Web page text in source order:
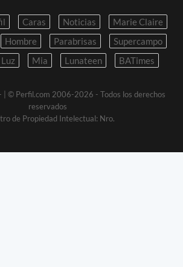
Caras Noticias
Marie Claire
Hombre Parabrisas
Supercampo
Luz Mia Lunateen BATimes
| © Perfil.com 2006-2026 - Todos los derechos
reservados
de Propiedad Intelectual: Nro.